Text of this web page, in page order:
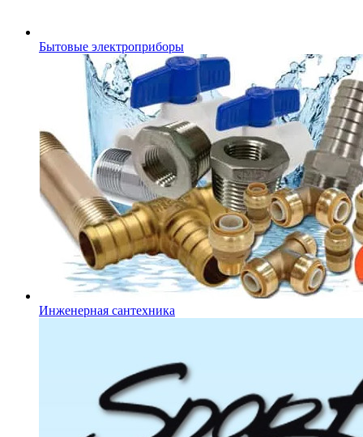
Бытовые электроприборы
Инженерная сантехника